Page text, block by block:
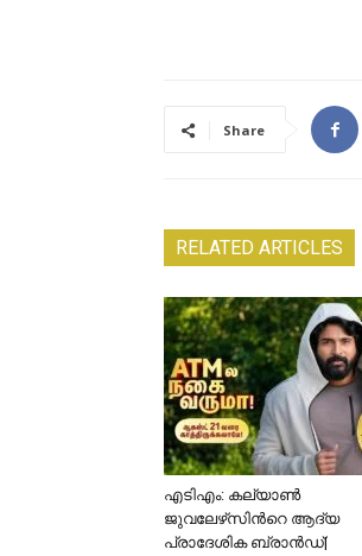
Share
RELATED ARTICLES
എടിഎം: കല്യാണ്‍
ജുവലേഴ്‌സിന്‍റെ ആദ്യ
പ്രാദേശിക ബ്രാന്‍ഡ്|